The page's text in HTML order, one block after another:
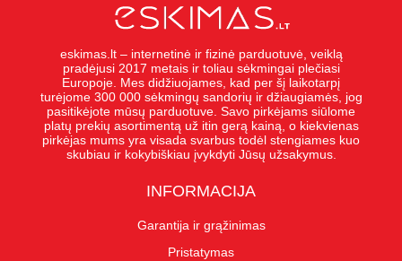
eskimas.lt – internetinė ir fizinė parduotuvė, veiklą
pradėjusi 2017 metais ir toliau sėkmingai plečiasi
Europoje. Mes didžiuojames, kad per šį laikotarpį
turėjome 300 000 sėkmingų sandorių ir džiaugiamės, jog
pasitikėjote mūsų parduotuve. Savo pirkėjams siūlome
platų prekių asortimentą už itin gerą kainą, o kiekvienas
pirkėjas mums yra visada svarbus todėl stengiames kuo
skubiau ir kokybiškiau įvykdyti Jūsų užsakymus.
INFORMACIJA
Garantija ir grąžinimas
Pristatymas